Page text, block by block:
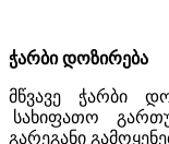
ჭარბი დოზირება
მწვავე ჭარბი
სახიფათო
გარეგანი